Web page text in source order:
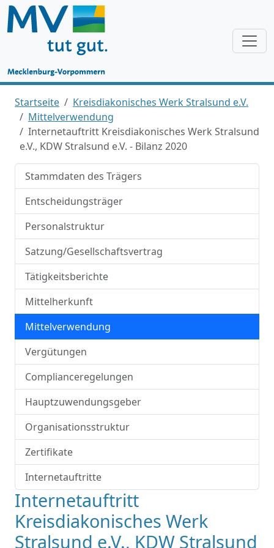
Startseite
Kreisdiakonisches Werk Stralsund e.V.
Mittelverwendung
Internetauftritt Kreisdiakonisches Werk Stralsund
e.V., KDW Stralsund e.V. - Bilanz 2020
Stammdaten des Trägers
Entscheidungsträger
Personalstruktur
Satzung/Gesellschaftsvertrag
Tätigkeitsberichte
Mittelherkunft
Mittelverwendung
Vergütungen
Complianceregelungen
Hauptzuwendungsgeber
Organisationsstruktur
Zertifikate
Internetauftritte
Internetauftritt
Kreisdiakonisches Werk
Stralsund e.V., KDW Stralsund